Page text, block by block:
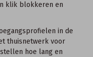
klik blokkeren en
in de
thuisnetwerk voor
hoe lang en